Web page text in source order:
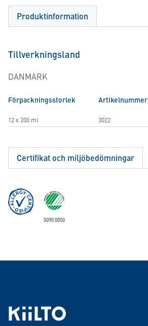
Produktinformation
Tillverkningsland
DANMARK
Förpackningsstorlek Artikelnummer
12 x 200 ml 3022
Certifikat och miljöbedömningar
5090 0050